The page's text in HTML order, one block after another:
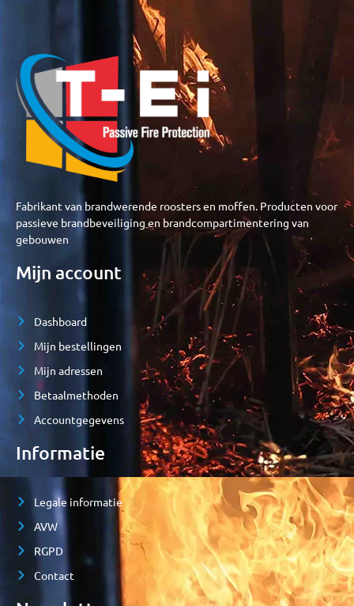
Fabrikant van brandwerende roosters en moffen. Producten voor
passieve brandbeveiliging en brandcompartimentering van
gebouwen
Mijn account
Dashboard
Mijn bestellingen
Mijn adressen
Betaalmethoden
Accountgegevens
Informatie
Legale informatie
AVW
RGPD
Contact